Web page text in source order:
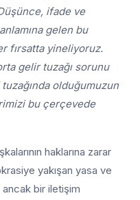
ifade ve
gelen bu
fırsatta yineliyoruz.
gelir tuzağı sorunu
olduğumuzun
bu çerçevede
haklarına zarar
yakışan yasa ve
bir iletişim